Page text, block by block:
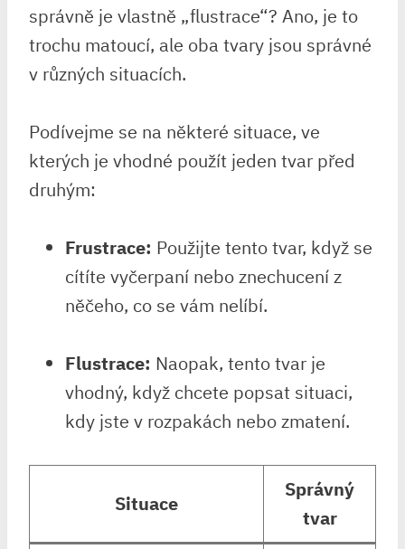
správně je vlastně „flustrace“? Ano, je to
trochu matoucí, ale oba tvary jsou správné
v různých situacích.
Podívejme se na některé situace, ve
kterých je vhodné použít jeden tvar před
druhým:
Frustrace: Použijte tento tvar, když se
cítíte vyčerpaní nebo znechucení z
něčeho, co se vám nelíbí.
Flustrace: Naopak, tento tvar je
vhodný, když chcete popsat situaci,
kdy jste v rozpakách nebo zmatení.
Situace
Správný
tvar